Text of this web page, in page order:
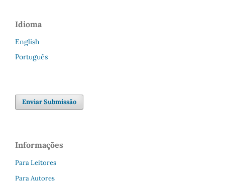
Idioma
English
Português
Enviar Submissão
Informações
Para Leitores
Para Autores